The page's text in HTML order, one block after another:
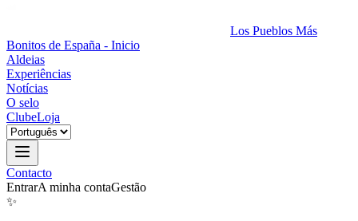
Los Pueblos Más
Bonitos de España - Inicio
Aldeias
Experiências
Notícias
O selo
ClubeLoja
Contacto
EntrarA minha contaGestão
✨